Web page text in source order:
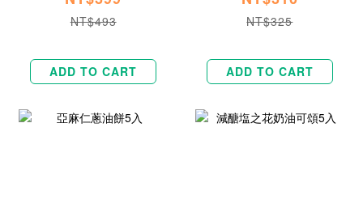
NT$493
ADD TO CART
NT$325
ADD TO CART